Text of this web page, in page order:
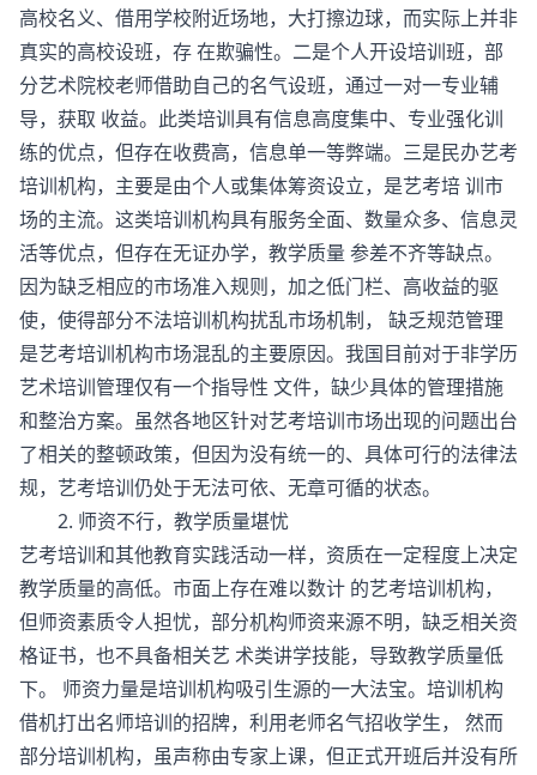
高校名义、借用学校附近场地，大打擦边球，而实际上并非
真实的高校设班，存 在欺骗性。二是个人开设培训班，部
分艺术院校老师借助自己的名气设班，通过一对一专业辅
导，获取 收益。此类培训具有信息高度集中、专业强化训
练的优点，但存在收费高，信息单一等弊端。三是民办艺考
培训机构，主要是由个人或集体筹资设立，是艺考培 训市
场的主流。这类培训机构具有服务全面、数量众多、信息灵
活等优点，但存在无证办学，教学质量 参差不齐等缺点。
因为缺乏相应的市场准入规则，加之低门栏、高收益的驱
使，使得部分不法培训机构扰乱市场机制， 缺乏规范管理
是艺考培训机构市场混乱的主要原因。我国目前对于非学历
艺术培训管理仅有一个指导性 文件，缺少具体的管理措施
和整治方案。虽然各地区针对艺考培训市场出现的问题出台
了相关的整顿政策，但因为没有统一的、具体可行的法律法
规，艺考培训仍处于无法可依、无章可循的状态。
2. 师资不行，教学质量堪忧
艺考培训和其他教育实践活动一样，资质在一定程度上决定
教学质量的高低。市面上存在难以数计 的艺考培训机构，
但师资素质令人担忧，部分机构师资来源不明，缺乏相关资
格证书，也不具备相关艺 术类讲学技能，导致教学质量低
下。 师资力量是培训机构吸引生源的一大法宝。培训机构
借机打出名师培训的招牌，利用老师名气招收学生， 然而
部分培训机构，虽声称由专家上课，但正式开班后并没有所